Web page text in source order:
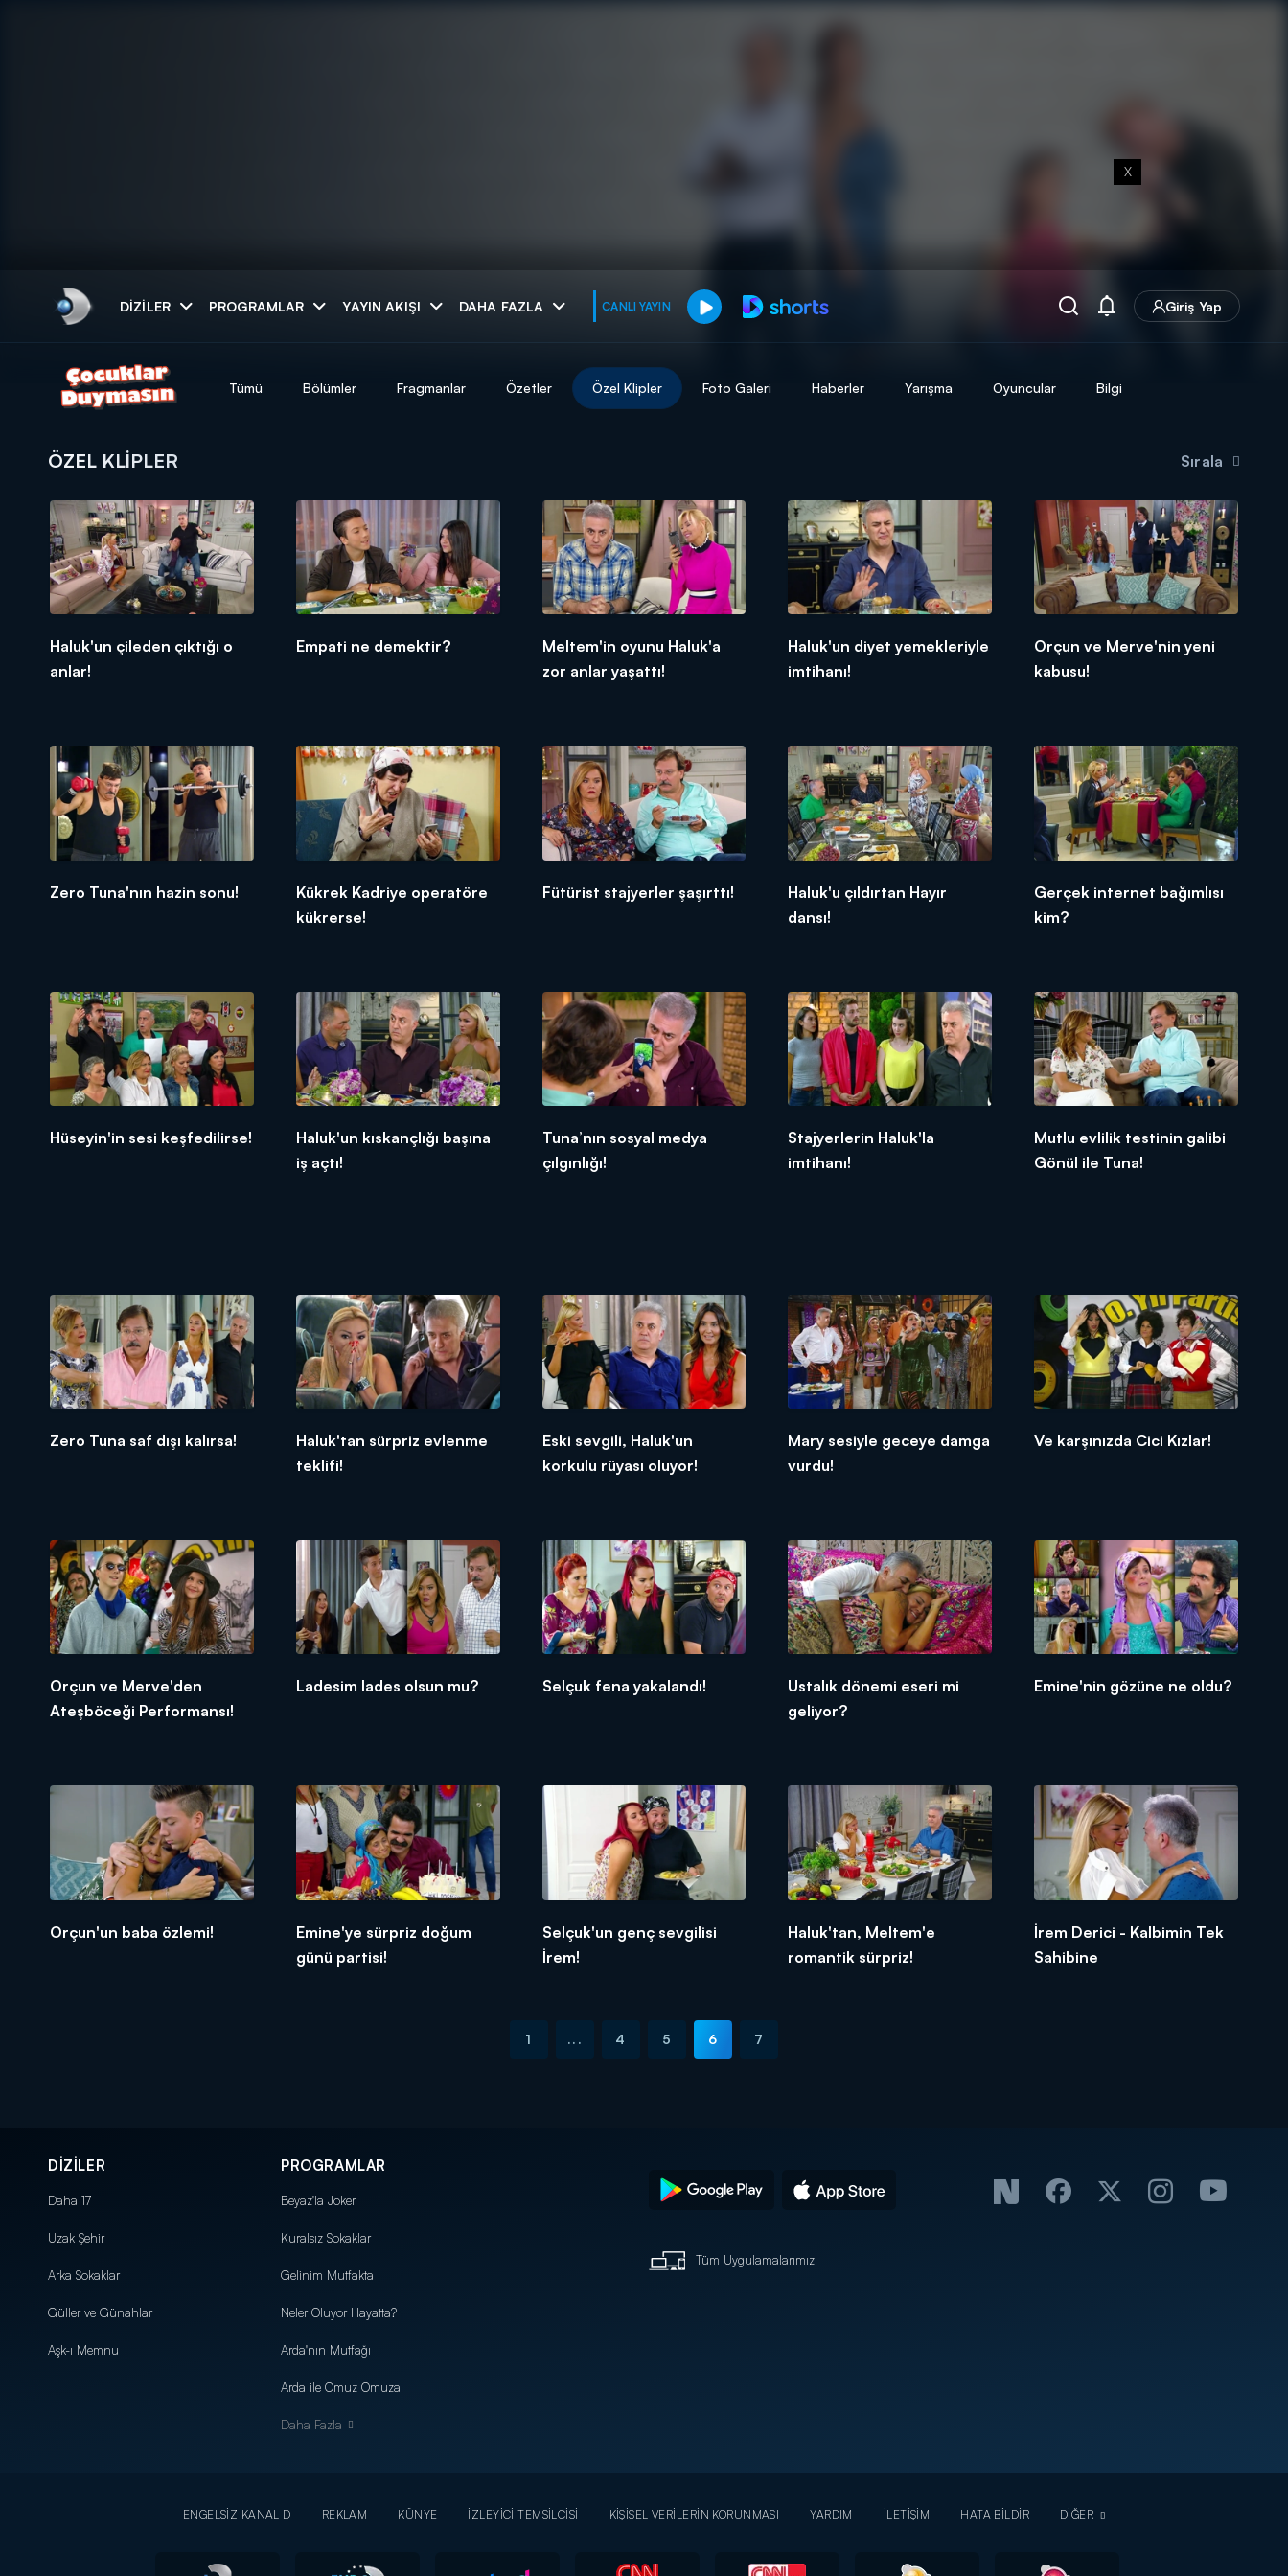
X
DIZILER PROGRAMLAR YAYIN AKIŞI DAHA FAZLA CANLI YAYIN Giriş Yap
muhteşem ikili
DİĞER SONUÇLAR
Tümü Bölümler Fragmanlar Özetler Özel Klipler Foto Galeri Haberler Yarışma Oyuncular Bilgi
ÖZEL KLIPLER Sırala
Haluk'un çileden çıktığı o
anlar!
Empati ne demektir?
Meltem'in oyunu Haluk'a
zor anlar yaşattı!
Haluk'un diyet yemekleriyle
imtihanı!
Orçun ve Merve'nin yeni
kabusu!
Zero Tuna'nın hazin sonu!
Kükrek Kadriye operatöre
kükrerse!
Fütürist stajyerler şaşırttı!
Haluk'u çıldırtan Hayır
dansı!
Gerçek internet bağımlısı
kim?
Hüseyin'in sesi keşfedilirse!
Haluk'un kıskançlığı başına
iş açtı!
Tuna’nın sosyal medya
çılgınlığı!
Stajyerlerin Haluk'la
imtihanı!
Mutlu evlilik testinin galibi
Gönül ile Tuna!
Zero Tuna saf dışı kalırsa!
Haluk'tan sürpriz evlenme
teklifi!
Eski sevgili, Haluk'un
korkulu rüyası oluyor!
Mary sesiyle geceye damga
vurdu!
Ve karşınızda Cici Kızlar!
Orçun ve Merve'den
Ateşböceği Performansı!
Ladesim lades olsun mu? Selçuk fena yakalandı!
Ustalık dönemi eseri mi
geliyor?
Emine'nin gözüne ne oldu?
Orçun'un baba özlemi!
Emine'ye sürpriz doğum
günü partisi!
Selçuk'un genç sevgilisi
İrem!
Haluk'tan, Meltem'e
romantik sürpriz!
İrem Derici - Kalbimin Tek
Sahibine
1 ... 4 5 6 7
DİZİLER
Daha 17
Uzak Şehir
Arka Sokaklar
Güller ve Günahlar
Aşk-ı Memnu
PROGRAMLAR
Beyaz'la Joker
Kuralsız Sokaklar
Gelinim Mutfakta
Neler Oluyor Hayatta?
Arda'nın Mutfağı
Arda ile Omuz Omuza
Daha Fazla
Tüm Uygulamalarımız
ENGELSİZ KANAL D REKLAM KÜNYE İZLEYİCİ TEMSİLCİSİ KİŞİSEL VERİLERİN KORUNMASI YARDIM İLETİŞİM HATA BİLDİR DİĞER